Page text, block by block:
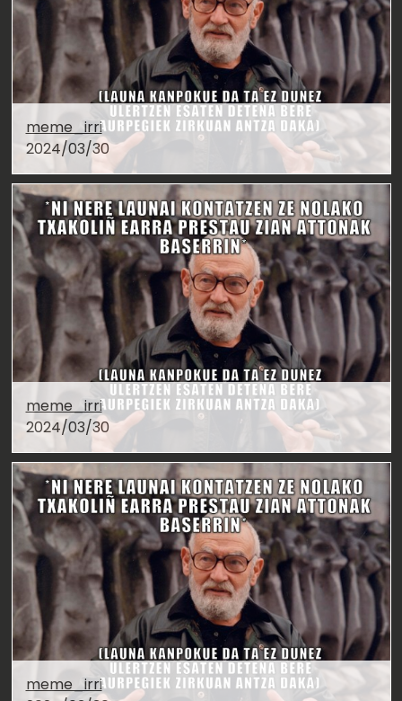
meme_irri
2024/03/30
meme_irri
2024/03/30
meme_irri